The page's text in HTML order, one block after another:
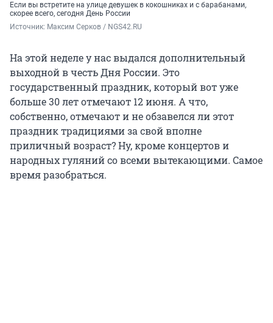
Если вы встретите на улице девушек в кокошниках и с барабанами,
скорее всего, сегодня День России
Источник: Максим Серков / NGS42.RU
На этой неделе у нас выдался дополнительный
выходной в честь Дня России. Это
государственный праздник, который вот уже
больше 30 лет отмечают 12 июня. А что,
собственно, отмечают и не обзавелся ли этот
праздник традициями за свой вполне
приличный возраст? Ну, кроме концертов и
народных гуляний со всеми вытекающими. Самое
время разобраться.